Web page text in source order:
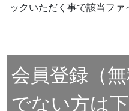
ックいただく事で該当ファ
会員登録（
でない方は